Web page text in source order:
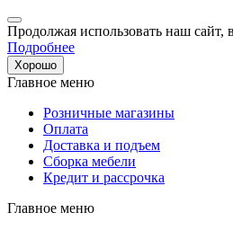
Продолжая использовать наш сайт,
Подробнее
Хорошо
Главное меню
Розничные магазины
Оплата
Доставка и подъем
Сборка мебели
Кредит и рассрочка
Главное меню